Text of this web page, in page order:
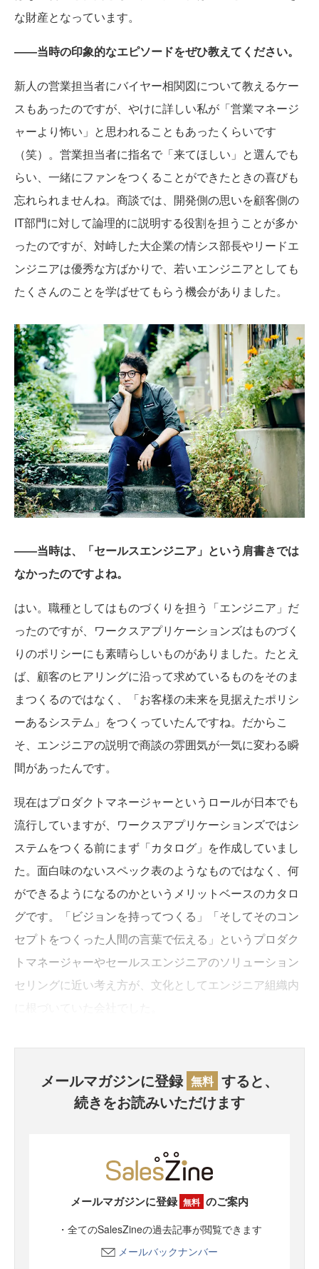
な財産となっています。
――当時の印象的なエピソードをぜひ教えてください。
新人の営業担当者にバイヤー相関図について教えるケー
スもあったのですが、やけに詳しい私が「営業マネージ
ャーより怖い」と思われることもあったくらいです
（笑）。営業担当者に指名で「来てほしい」と選んでも
らい、一緒にファンをつくることができたときの喜びも
忘れられませんね。商談では、開発側の思いを顧客側の
IT部門に対して論理的に説明する役割を担うことが多か
ったのですが、対峙した大企業の情シス部長やリードエ
ンジニアは優秀な方ばかりで、若いエンジニアとしても
たくさんのことを学ばせてもらう機会がありました。
――当時は、「セールスエンジニア」という肩書きでは
なかったのですよね。
はい。職種としてはものづくりを担う「エンジニア」だ
ったのですが、ワークスアプリケーションズはものづく
りのポリシーにも素晴らしいものがありました。たとえ
ば、顧客のヒアリングに沿って求めているものをそのま
まつくるのではなく、「お客様の未来を見据えたポリシ
ーあるシステム」をつくっていたんですね。だからこ
そ、エンジニアの説明で商談の雰囲気が一気に変わる瞬
間があったんです。
現在はプロダクトマネージャーというロールが日本でも
流行していますが、ワークスアプリケーションズではシ
ステムをつくる前にまず「カタログ」を作成していまし
た。面白味のないスペック表のようなものではなく、何
ができるようになるのかというメリットベースのカタロ
グです。「ビジョンを持ってつくる」「そしてそのコン
セプトをつくった人間の言葉で伝える」というプロダク
トマネージャーやセールスエンジニアのソリューション
セリングに近い考え方が、文化としてエンジニア組織内
メールマガジンに登録 無料 すると、
続きをお読みいただけます
メールマガジンに登録 無料 のご案内
・全てのSalesZineの過去記事が閲覧できます
メールバックナンバー